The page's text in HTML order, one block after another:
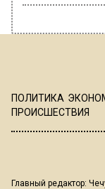
ПОЛИТИКА
ПРОИСШЕСТВИЯ
Главный редактор: